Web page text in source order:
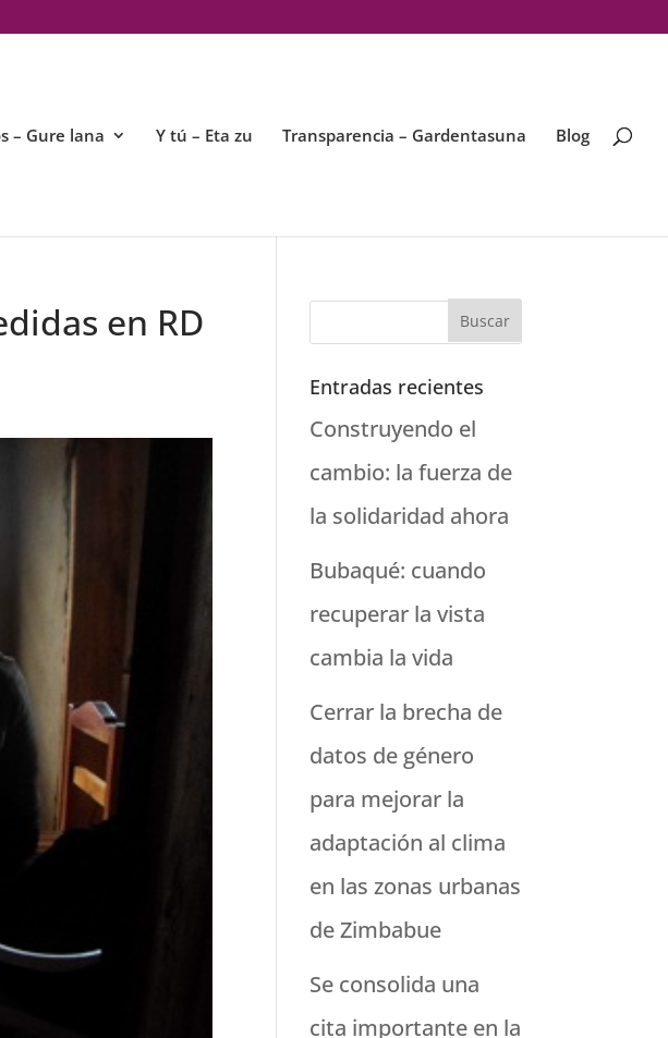
– Gure lana Y tú – Eta zu Transparencia – Gardentasuna Blog
en RD
Entradas recientes
Construyendo el
cambio: la fuerza de
la solidaridad ahora
Bubaqué: cuando
recuperar la vista
cambia la vida
Cerrar la brecha de
datos de género
para mejorar la
adaptación al clima
en las zonas urbanas
de Zimbabue
Se consolida una
cita importante en la